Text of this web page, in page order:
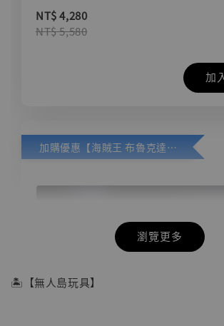
NT$ 4,280
NT$ 5,580
加
加購優惠【海賊王 布魯克達摩 [7STARS Studio]】
瀏覽更多
🏝【無人島玩具】